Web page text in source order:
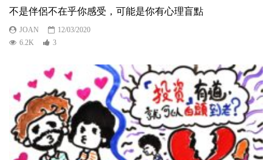
不是伴侶不在乎你感受，可能是你有心理盲點
JOAN
12/03/2020
6.2K
3